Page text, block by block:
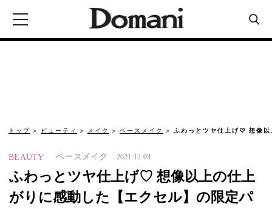
トップ ビューティ メイク ベースメイク ふわっとツヤ仕上げ♡ 想像
BEAUTY ベースメイク 2021.12.03
ふわっとツヤ仕上げ♡ 想像以上の仕上
がりに感動した【エクセル】の限定パ